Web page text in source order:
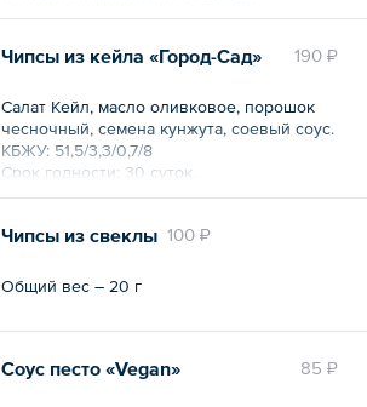
190 ₽
Чипсы из кейла «Город-Сад»
Салат Кейл, масло оливковое, порошок
чесночный, семена кунжута, соевый соус.
КБЖУ: 51,5/3,3/0,7/8
Срок годности: 30 суток.
Условия хранения: от +5 до +25
Общий вес – 10 г 100 ₽
Чипсы из свеклы
Общий вес – 20 г
85 ₽
Соус песто «Vegan»